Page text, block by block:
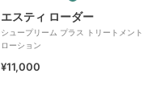
エスティ ローダー
シュープリーム プラス トリートメント
ローション
¥11,000